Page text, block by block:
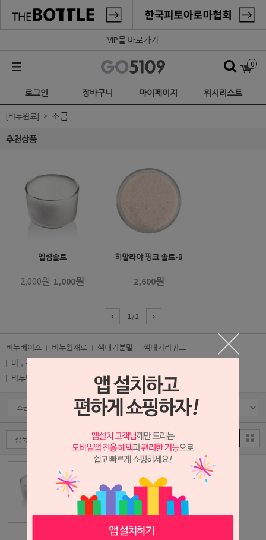
VIP몰 바로가기
0
로그인 장바구니 마이페이지 위시리스트
[비누원료] 소금
추천상품
엡섬솔트
2,000원 1,000원
히말라야 핑크 솔트-B
2,600원
1 /2
비누베이스 비누원재료 색내기분말
색내기리퀴드
비누용 고농도추출물
비누만들기KIT
*할인* 호주 다이
아몬드 솔트-D
[1kg]
1,000원